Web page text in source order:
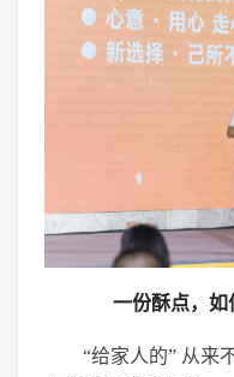
一份酥点，如
“给家人的” 从来